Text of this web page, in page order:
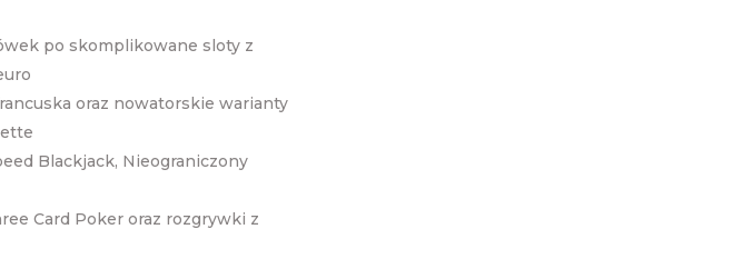
po skomplikowane sloty z
oraz nowatorskie warianty
Blackjack, Nieograniczony
Card Poker oraz rozgrywki z